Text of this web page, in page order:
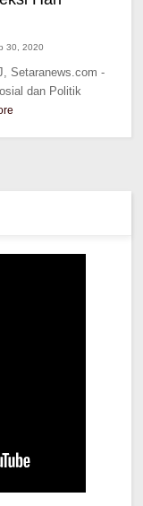
30, 2020
Setaranews.com -
dan Politik